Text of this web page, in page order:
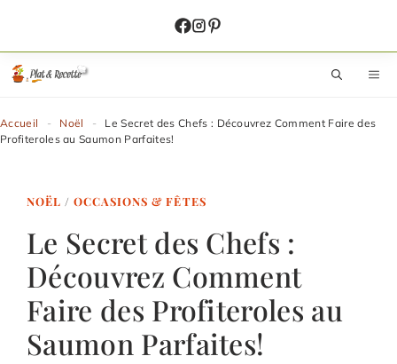
contenu
Accueil - Noël -
Le Secret des Chefs : Découvrez Comment Faire des
Profiteroles au Saumon Parfaites!
NOËL /OCCASIONS & FÊTES
Le Secret des Chefs :
Découvrez Comment
Faire des Profiteroles au
Saumon Parfaites!